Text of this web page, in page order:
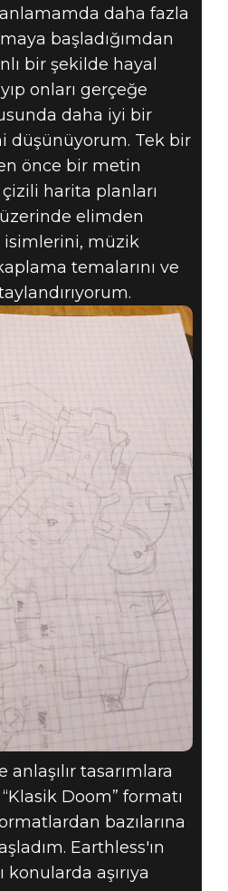
daha fazla
başladığımdan
bir şekilde hayal
onları gerçeğe
daha iyi bir
düşünüyorum. Tek bir
önce bir metin
harita planları
elimden
isimlerini, müzik
temalarını ve
anlaşılır tasarımlara
Doom” formatı
bazılarına
Earthless'ın
konularda aşırıya